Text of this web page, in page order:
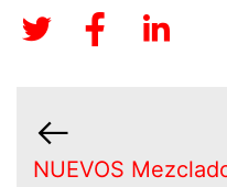
NUEVOS